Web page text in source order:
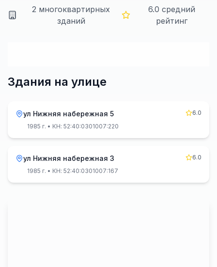
2 многоквартирных
зданий
6.0 средний
рейтинг
Здания на улице
ул Нижняя набережная 5
6.0
1985 г. • КН: 52:40:0301007:220
ул Нижняя набережная 3
6.0
1985 г. • КН: 52:40:0301007:167